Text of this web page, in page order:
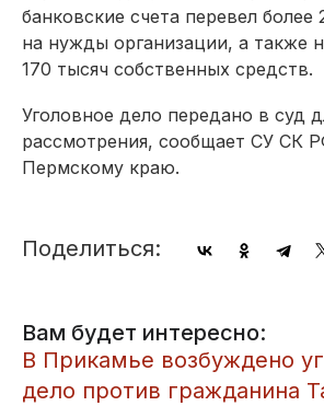
банковские счета перевел более
на нужды организации, а также
170 тысяч собственных средств.
Уголовное дело передано в суд
рассмотрения, сообщает СУ СК
Пермскому краю.
Поделиться:
Вам будет интересно:
​В Прикамье возбуждено
дело против гражданина